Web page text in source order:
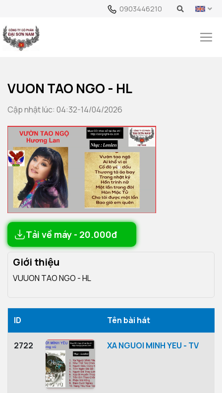
0903446210
VUON TAO NGO - HL
Cập nhật lúc: 04:32-14/04/2026
Tải về máy - 20.000đ
Giới thiệu
VUUON TAO NGO - HL
ID Tên bài hát
2722 XA NGUOI MINH YEU - TV